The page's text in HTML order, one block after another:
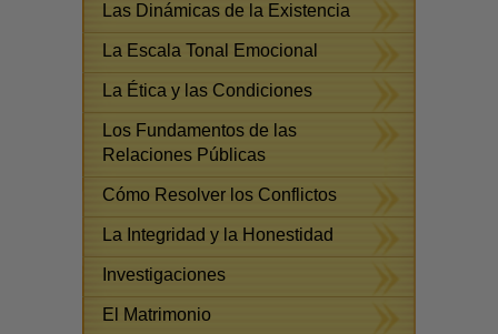
Las Dinámicas de la Existencia
La Escala Tonal Emocional
La Ética y las Condiciones
Los Fundamentos de las
Relaciones Públicas
Cómo Resolver los Conflictos
La Integridad y la Honestidad
Investigaciones
El Matrimonio